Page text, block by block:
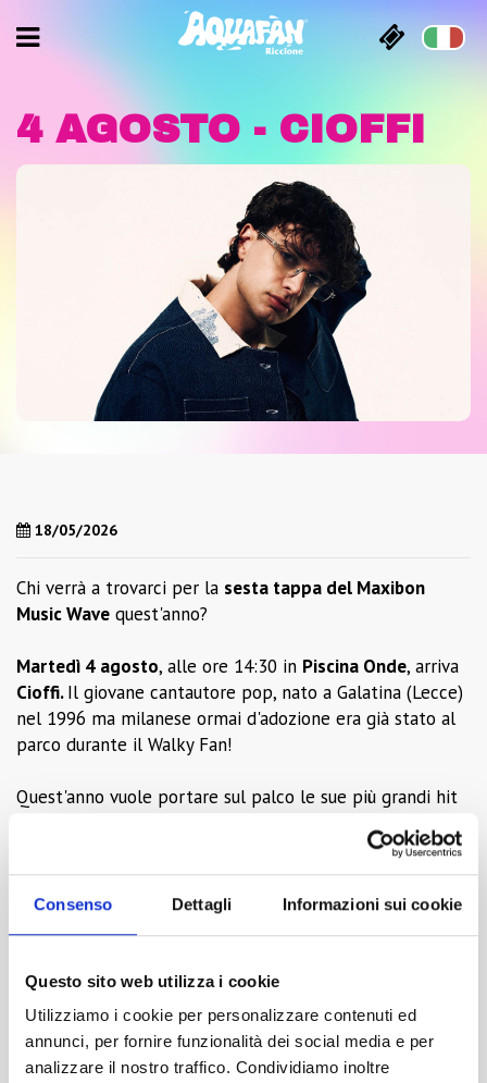
Consenso Dettagli Informazioni sui cookie
Questo sito web utilizza i cookie
Utilizziamo i cookie per personalizzare contenuti ed
annunci, per fornire funzionalità dei social media e per
analizzare il nostro traffico. Condividiamo inoltre
4 AGOSTO - CIOFFI
18/05/2026
Chi verrà a trovarci per la sesta tappa del Maxibon
Music Wave quest'anno?
Martedì 4 agosto, alle ore 14:30 in Piscina Onde, arriva
Cioffi.Il giovane cantautore pop, nato a Galatina (Lecce)
nel 1996 ma milanese ormai d'adozione era già stato al
parco durante il Walky Fan!
Quest'anno vuole portare sul palco le sue più grandi hit
sua esplosione si è registrata nel 2020. Tra i suoi brani di
successoAnimaeFuochi d'artificio.
Condividi